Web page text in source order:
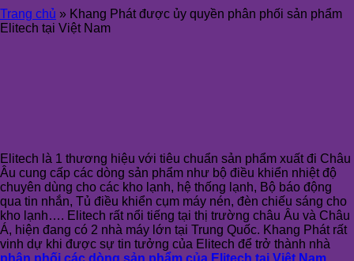
Trang chủ » Khang Phát được ủy quyền phân phối sản phẩm
Elitech tại Việt Nam
Elitech là 1 thương hiệu với tiêu chuẩn sản phẩm xuất đi Châu
Âu cung cấp các dòng sản phẩm như bộ điều khiển nhiệt độ
chuyên dùng cho các kho lạnh, hệ thống lạnh, Bộ báo động
qua tin nhắn, Tủ điều khiển cụm máy nén, đèn chiếu sáng cho
kho lạnh…. Elitech rất nổi tiếng tại thị trường châu Âu và Châu
Á, hiện đang có 2 nhà máy lớn tại Trung Quốc. Khang Phát rất
vinh dự khi được sự tin tưởng của Elitech để trở thành nhà